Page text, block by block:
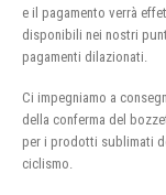
e il pagamento verrà
disponibili nei nostri
pagamenti dilazionati.
Ci impegniamo a
della conferma del
per i prodotti sublimati
ciclismo.